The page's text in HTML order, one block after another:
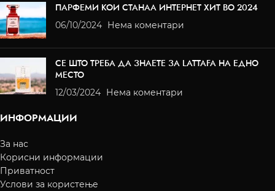
ПАРФЕМИ КОИ СТАНАА ИНТЕРНЕТ ХИТ ВО 2024
06/10/2024 Нема коментари
СЕ ШТО ТРЕБА ДА ЗНАЕТЕ ЗА LATTAFA НА ЕДНО
МЕСТО
12/03/2024 Нема коментари
ИНФОРМАЦИИ
За нас
Корисни информации
Приватност
Услови за користење